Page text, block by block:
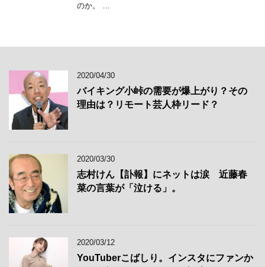
のか。 …
2020/04/30
バイキング小峠の需要が爆上がり？その
理由は？リモート芸人枠リード？
2020/03/30
志村けん【訃報】にネットは涙 近藤春
菜の言葉が「泣ける」。
2020/03/12
YouTuberこばしり。インスタにファンか